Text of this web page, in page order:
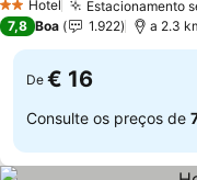
2 Estrelas
Hotel Estacionamento
7,8 Boa 1.922 a 2.3
De € 16
Consulte os preços de